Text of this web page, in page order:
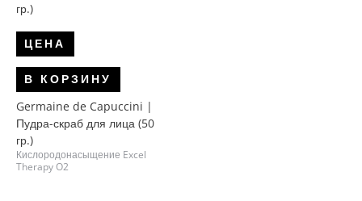
ЦЕНА
В КОРЗИНУ
Germaine de Capuccini |
Пудра-скраб для лица (50
гр.)
Кислородонасыщение Excel
Therapy O2